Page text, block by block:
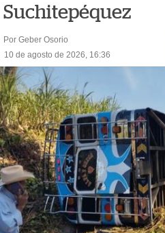
Suchitepéquez
Por Geber Osorio
10 de agosto de 2026, 16:36